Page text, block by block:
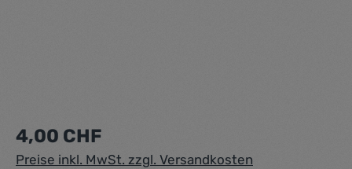
Regulärer Preis:
4,00 CHF
Preise inkl. MwSt. zzgl. Versandkosten